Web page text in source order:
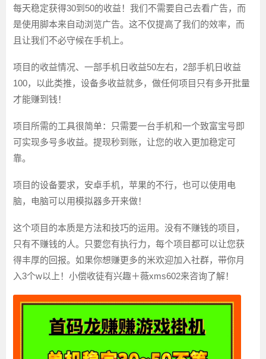
每天稳定获得30到50的收益！我们不需要自己去看广告，而
是使用脚本来自动浏览广告。这不仅提高了我们的效率，而
且让我们不必守候在手机上。
项目的收益情况、一部手机日收益50左右，2部手机日收益
100，以此类推，设备多收益就多，做任何项目只有多开批量
才能赚到钱！
项目所需的工具很简单：只需要一台手机和一个致富宝号即
可实现多号多收益。提现秒到账，让您的收入更加稳定可
靠。
项目的设备要求，安卓手机，苹果的不行，也可以使用电
脑，电脑可以用模拟器多开来做！
这个项目的本质是方法和技巧的运用。没有不赚钱的项目，
只有不赚钱的人。只要您有执行力，每个项目都可以让您获
得丰厚的回报。如果你想赚更多的米欢迎加入社群，带你月
入3个w以上！小偿收徒有兴趣＋薇xms602来咨询了解！